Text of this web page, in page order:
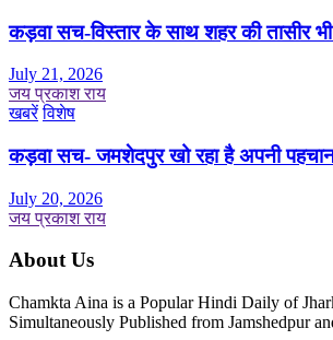
कड़वा सच-विस्तार के साथ शहर की तासीर
July 21, 2026
जय प्रकाश राय
खबरें विशेष
कड़वा सच- जमशेदपुर खो रहा है अपनी
July 20, 2026
जय प्रकाश राय
About Us
Chamkta Aina is a Popular Hindi Daily of
Simultaneously Published from Jamshedpur